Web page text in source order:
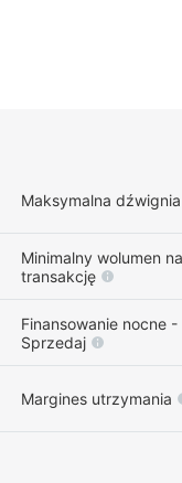
Maksymalna dźwignia
Minimalny wolumen na
transakcję
Finansowanie nocne -
Sprzedaj
Margines utrzymania